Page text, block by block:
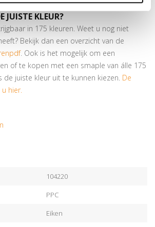
JUISTE KLEUR?
in 175 kleuren. Weet u nog niet
Bekijk dan een overzicht van de
. Ook is het mogelijk om een
of te kopen met een smaple van álle 175
juiste kleur uit te kunnen kiezen. De
hier.
104220
PPC
Eiken